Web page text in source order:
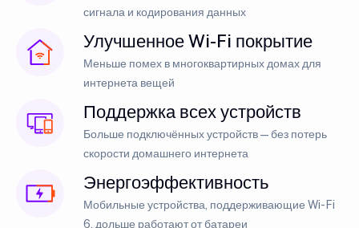
сигнала и кодирования данных
Улучшенное Wi-Fi покрытие
Меньше помех в многоквартирных домах для
интернета вещей
Поддержка всех устройств
Больше подключённых устройств — без потерь
скорости домашнего интернета
Энергоэффективность
Мобильные устройства, поддерживающие Wi-Fi
6, дольше работают от батареи